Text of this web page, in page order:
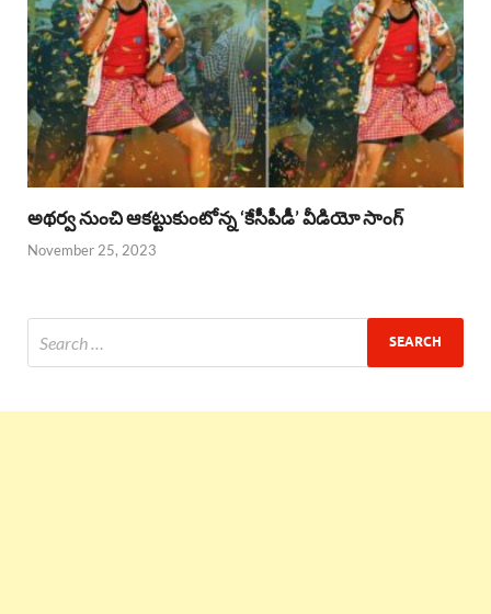
అథర్వ నుంచి ఆకట్టుకుంటోన్న ‘కేసీపీడీ’ వీడియో సాంగ్
November 25, 2023